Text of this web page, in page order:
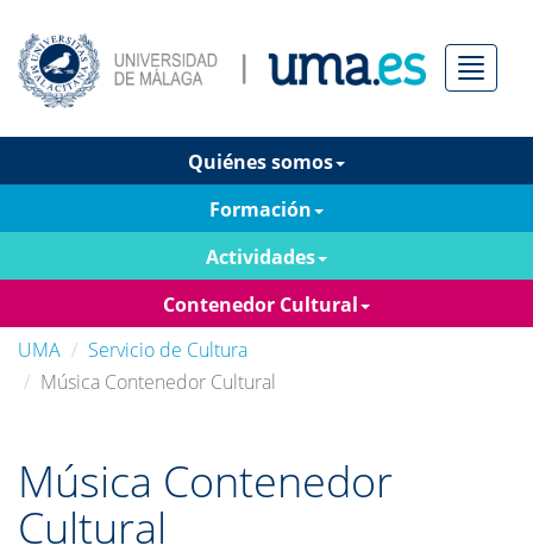
Menú
Quiénes somos
Formación
Actividades
Contenedor Cultural
UMA
Servicio de Cultura
Música Contenedor Cultural
Música Contenedor
Cultural